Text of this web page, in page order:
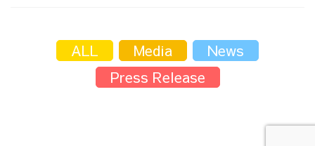
ALL Media
News
Press Release